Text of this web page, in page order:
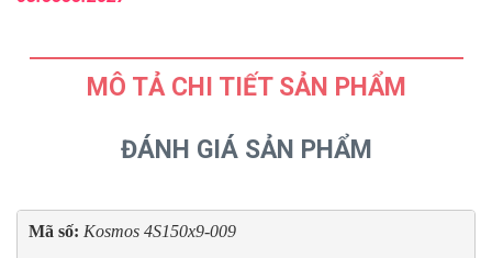
MÔ TẢ CHI TIẾT SẢN PHẨM
ĐÁNH GIÁ SẢN PHẨM
Mã số: Kosmos 4S150x9-009